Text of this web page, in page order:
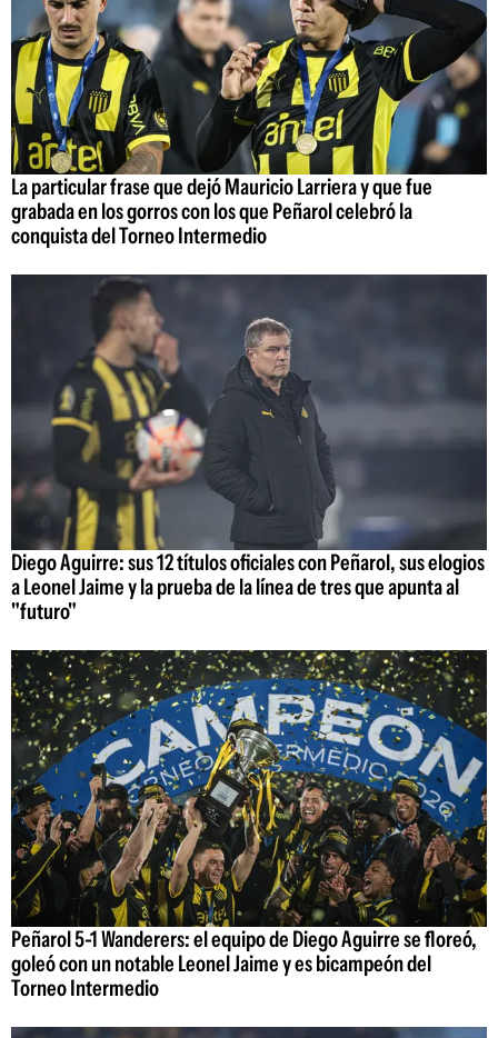
La particular frase que dejó Mauricio Larriera y que fue
grabada en los gorros con los que Peñarol celebró la
conquista del Torneo Intermedio
Diego Aguirre: sus 12 títulos oficiales con Peñarol, sus elogios
a Leonel Jaime y la prueba de la línea de tres que apunta al
"futuro"
Peñarol 5-1 Wanderers: el equipo de Diego Aguirre se floreó,
goleó con un notable Leonel Jaime y es bicampeón del
Torneo Intermedio